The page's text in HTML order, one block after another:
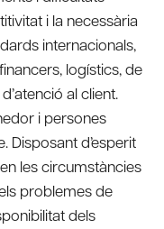
i la necessària
internacionals,
logístics, de
al client.
i persones
Disposant d’esperit
les circumstàncies
problemes de
dels